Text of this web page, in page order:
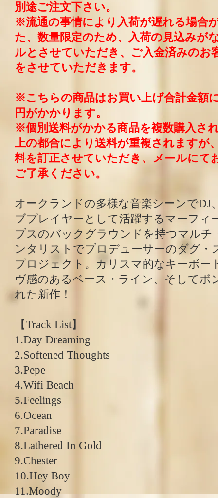
別途ご注文下さい。
※流通の事情により入荷が遅れる場合
た、数量限定のため、入荷の見込みが
ルとさせていただき、ご入金済みのお
をさせていただきます。
※こちらの商品はお買い上げ合計金額
円がかかります。
※個別送料がかかる商品を複数購入さ
上の都合により送料が重複されますが
料を訂正させていただき、メールにて
ご了承ください。
オークランドの多様な音楽シーンでDJ
ブプレイヤーとして活躍するマーフィ
プスのバックグラウンドを持つマルチ
ンタリストでプロデューサーのダグ・
プロジェクト。カリスマ的なキーボー
ヴ感のあるベース・ライン、そしてボ
れた新作！
【Track List】
1.Day Dreaming
2.Softened Thoughts
3.Pepe
4.Wifi Beach
5.Feelings
6.Ocean
7.Paradise
8.Lathered In Gold
9.Chester
10.Hey Boy
11.Moody